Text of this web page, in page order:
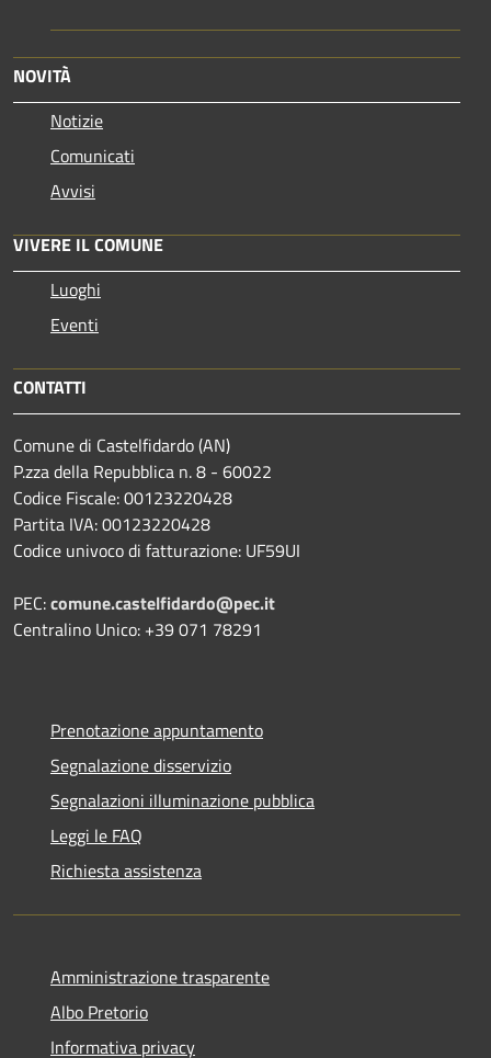
NOVITÀ
Notizie
Comunicati
Avvisi
VIVERE IL COMUNE
Luoghi
Eventi
CONTATTI
Comune di Castelfidardo (AN)
P.zza della Repubblica n. 8 - 60022
Codice Fiscale: 00123220428
Partita IVA: 00123220428
Codice univoco di fatturazione: UF59UI
PEC:comune.castelfidardo@pec.it
Centralino Unico: +39 071 78291
Prenotazione appuntamento
Segnalazione disservizio
Segnalazioni illuminazione pubblica
Leggi le FAQ
Richiesta assistenza
Amministrazione trasparente
Albo Pretorio
Informativa privacy